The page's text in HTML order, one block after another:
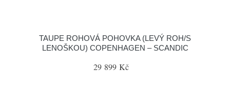
TAUPE ROHOVÁ POHOVKA (LEVÝ ROH/S
LENOŠKOU) COPENHAGEN – SCANDIC
29 899 Kč